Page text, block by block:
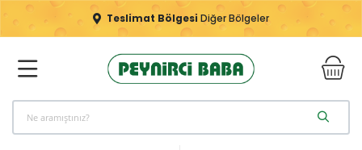
Teslimat Bölgesi Diğer Bölgeler